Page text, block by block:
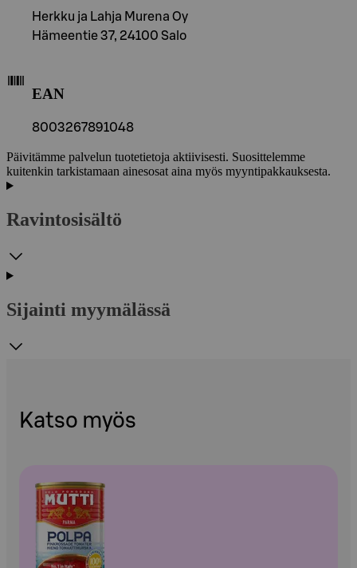
Herkku ja Lahja Murena Oy
Hämeentie 37, 24100 Salo
EAN
8003267891048
Päivitämme palvelun tuotetietoja aktiivisesti. Suosittelemme
kuitenkin tarkistamaan ainesosat aina myös myyntipakkauksesta.
Ravintosisältö
Sijainti myymälässä
Katso myös